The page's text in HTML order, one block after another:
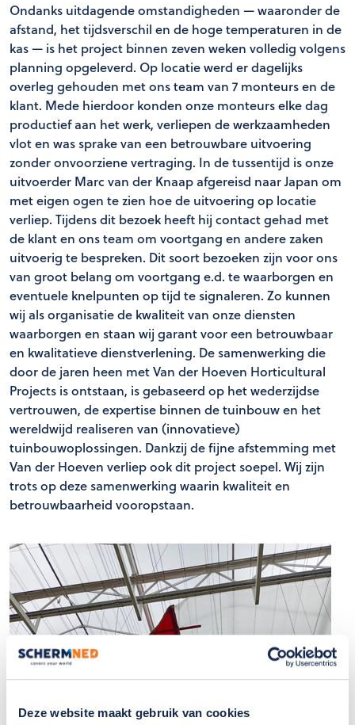
Deze website maakt gebruik van cookies
Ondanks uitdagende omstandigheden — waaronder de
afstand, het tijdsverschil en de hoge temperaturen in de
kas — is het project binnen zeven weken volledig volgens
planning opgeleverd. Op locatie werd er dagelijks
overleg gehouden met ons team van 7 monteurs en de
klant. Mede hierdoor konden onze monteurs elke dag
productief aan het werk, verliepen de werkzaamheden
vlot en was sprake van een betrouwbare uitvoering
zonder onvoorziene vertraging. In de tussentijd is onze
uitvoerder Marc van der Knaap afgereisd naar Japan om
met eigen ogen te zien hoe de uitvoering op locatie
verliep. Tijdens dit bezoek heeft hij contact gehad met
de klant en ons team om voortgang en andere zaken
uitvoerig te bespreken. Dit soort bezoeken zijn voor ons
van groot belang om voortgang e.d. te waarborgen en
eventuele knelpunten op tijd te signaleren. Zo kunnen
wij als organisatie de kwaliteit van onze diensten
waarborgen en staan wij garant voor een betrouwbaar
en kwalitatieve dienstverlening. De samenwerking die
door de jaren heen met Van der Hoeven Horticultural
Projects is ontstaan, is gebaseerd op het wederzijdse
vertrouwen, de expertise binnen de tuinbouw en het
wereldwijd realiseren van (innovatieve)
tuinbouwoplossingen. Dankzij de fijne afstemming met
Van der Hoeven verliep ook dit project soepel. Wij zijn
trots op deze samenwerking waarin kwaliteit en
betrouwbaarheid vooropstaan.